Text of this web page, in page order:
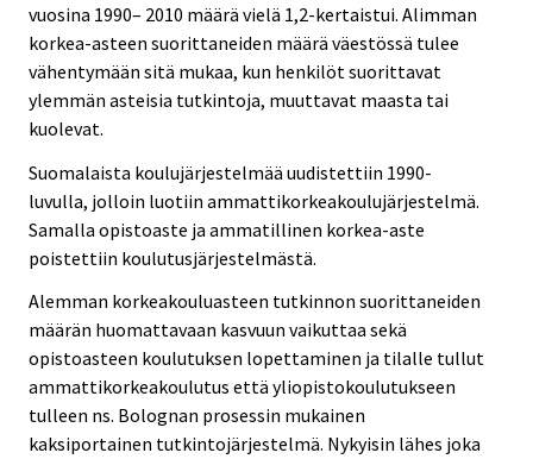
vuosina 1990– 2010 määrä vielä 1,2-kertaistui. Alimman
korkea-asteen suorittaneiden määrä väestössä tulee
vähentymään sitä mukaa, kun henkilöt suorittavat
ylemmän asteisia tutkintoja, muuttavat maasta tai
kuolevat.
Suomalaista koulujärjestelmää uudistettiin 1990-
luvulla, jolloin luotiin ammattikorkeakoulujärjestelmä.
Samalla opistoaste ja ammatillinen korkea-aste
poistettiin koulutusjärjestelmästä.
Alemman korkeakouluasteen tutkinnon suorittaneiden
määrän huomattavaan kasvuun vaikuttaa sekä
opistoasteen koulutuksen lopettaminen ja tilalle tullut
ammattikorkeakoulutus että yliopistokoulutukseen
tulleen ns. Bolognan prosessin mukainen
kaksiportainen tutkintojärjestelmä. Nykyisin lähes joka